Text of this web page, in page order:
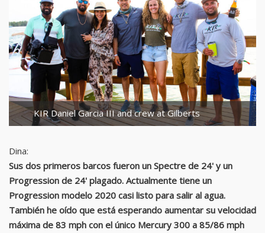
KIR Daniel Garcia III and crew at Gilberts
Dina:
Sus dos primeros barcos fueron un Spectre de 24' y un
Progression de 24' plagado. Actualmente tiene un
Progression modelo 2020 casi listo para salir al agua.
También he oído que está esperando aumentar su velocidad
máxima de 83 mph con el único Mercury 300 a 85/86 mph